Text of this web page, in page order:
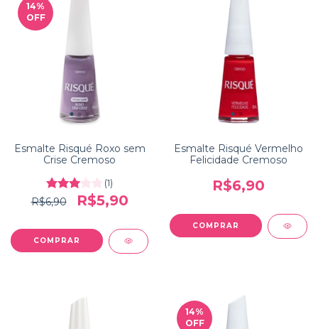
14%
OFF
Esmalte Risqué Roxo sem
Crise Cremoso
(1)
R$6,90 R$5,90
Esmalte Risqué Vermelho
Felicidade Cremoso
R$6,90
14%
OFF